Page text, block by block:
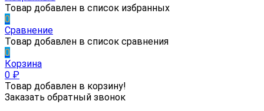
Товар добавлен в список избранных
0
Сравнение
Товар добавлен в список сравнения
0
Корзина
0 ₽
Товар добавлен в корзину!
Заказать обратный звонок